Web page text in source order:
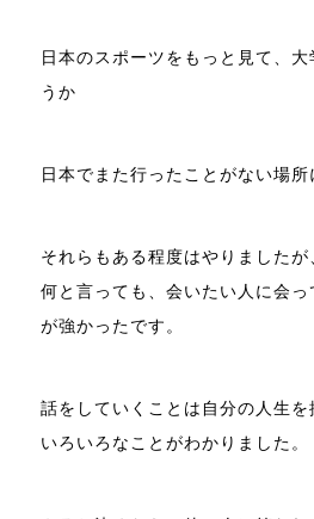
日本のスポーツをもっと見て、
うか
日本でまた行ったことがない場
それらもある程度はやりましたが
何と言っても、会いたい人に会
が強かったです。
話をしていくことは自分の人生を
いろいろなことがわかりました。